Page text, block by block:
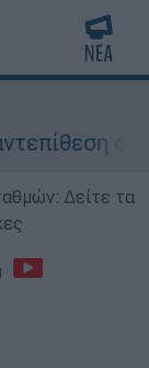
ο Τραμπ
Δείτε τα